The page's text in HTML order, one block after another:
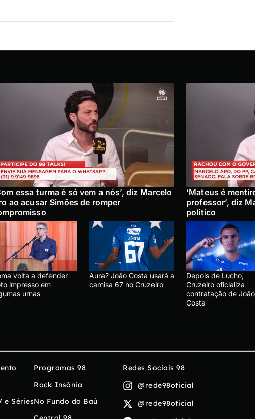
essa turma é só vem a nós’, diz Marcelo
ao acusar Simões de romper
‘Mateus é
professor’, diz
político
volta a defender
impresso em
urnas
Aura? João Costa usará a
camisa 67 no Cruzeiro
Depois de Lucho,
Cruzeiro oficializa
contratação de João
Costa
e Séries
Programas 98
Rock Insônia
No Fundo do Baú
Redes Sociais 98
@rede98oficial
@rede98oficial